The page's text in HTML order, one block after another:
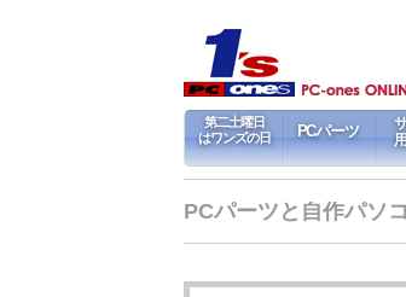
第二土曜日
はワンズの日
PCパーツ
PCパーツと自作パソ